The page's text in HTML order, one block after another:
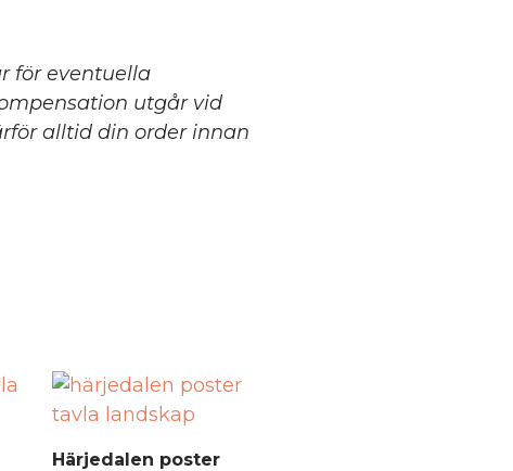
för eventuella
utgår vid
alltid din order innan
Härjedalen poster